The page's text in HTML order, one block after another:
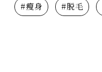
#瘦身 #脱毛